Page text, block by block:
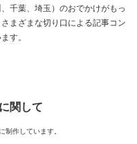
千葉、埼玉）のおでかけがもっ
まざまな切り口による記事コン
す。
関して
作しています。